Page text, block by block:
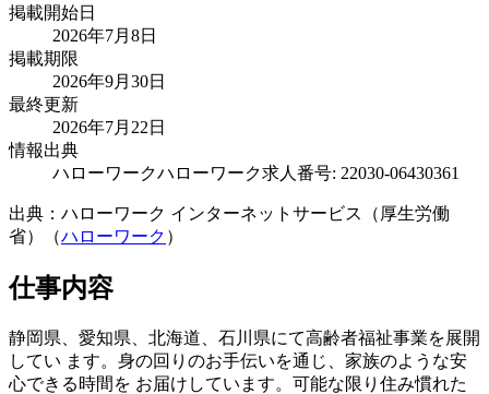
掲載開始日
2026年7月8日
掲載期限
2026年9月30日
最終更新
2026年7月22日
情報出典
ハローワークハローワーク求人番号: 22030-06430361
出典：ハローワーク インターネットサービス（厚生労働
省）（ハローワーク ）
仕事内容
静岡県、愛知県、北海道、石川県にて高齢者福祉事業を展開
してい ます。身の回りのお手伝いを通じ、家族のような安
心できる時間を お届けしています。可能な限り住み慣れた